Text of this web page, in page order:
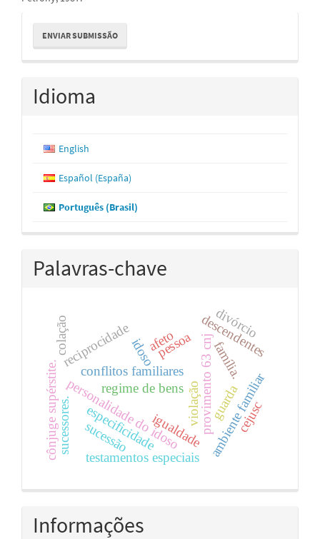
Enviar
Submissão
ENVIAR SUBMISSÃO
Idioma
English
Español (España)
Português (Brasil)
Palavras-chave
conflitos familiares
regime de bens
provimento 63 cnj
personalidade do idoso ambiente familiar
violação
idoso
cônjuge supérstite.
reciprocidade descendentes
igualdade
colação
testamentos especiais
especificidade
sucessores.
pessoa
afeto
guarda
sucessão
família.
divórcio
cejusc
Informações